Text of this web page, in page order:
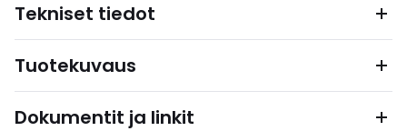
Tekniset tiedot
Tuotekuvaus
Dokumentit ja linkit